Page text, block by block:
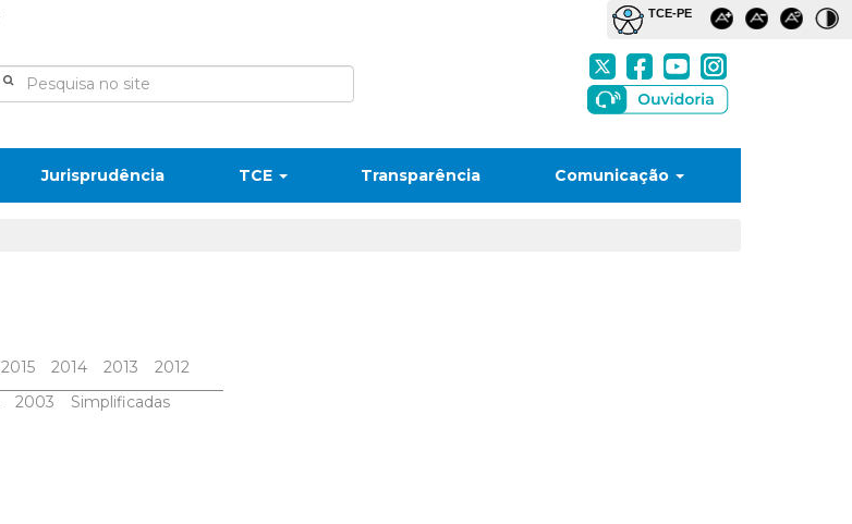
Jurisprudência TCE Transparência Comunicação
2015 2014 2013
2012
2003 Simplificadas